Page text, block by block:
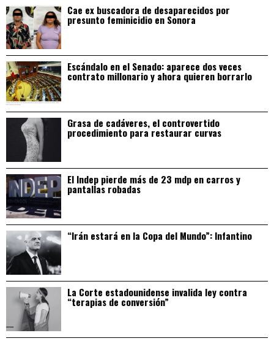
Cae ex buscadora de desaparecidos por
presunto feminicidio en Sonora
Escándalo en el Senado: aparece dos veces
contrato millonario y ahora quieren borrarlo
Grasa de cadáveres, el controvertido
procedimiento para restaurar curvas
El Indep pierde más de 23 mdp en carros y
pantallas robadas
“Irán estará en la Copa del Mundo”: Infantino
La Corte estadounidense invalida ley contra
“terapias de conversión”